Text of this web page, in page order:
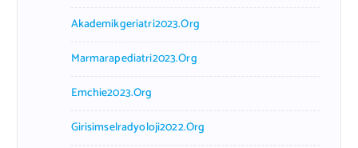
Akademikgeriatri2023.org
Marmarapediatri2023.org
Emchie2023.org
Girisimselradyoloji2022.org